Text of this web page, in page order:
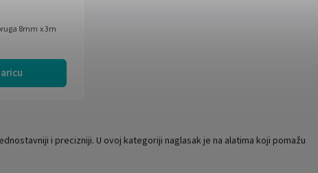
8mm x 3m
i precizniji. U ovoj kategoriji naglasak je na alatima koji pomažu